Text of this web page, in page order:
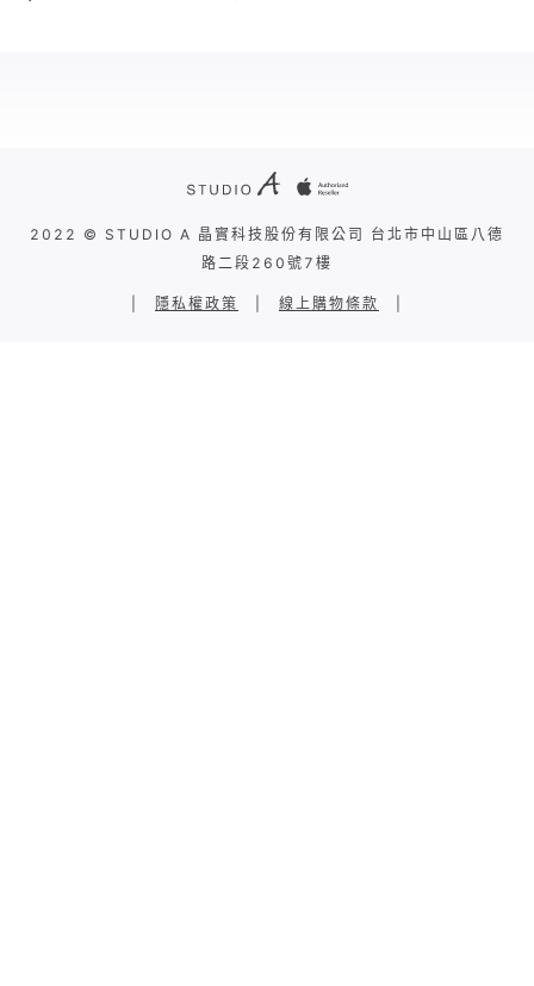
2022 © STUDIO A 晶實科技股份有限公司 台北市中山區八德
路二段260號7樓
隱私權政策 線上購物條款